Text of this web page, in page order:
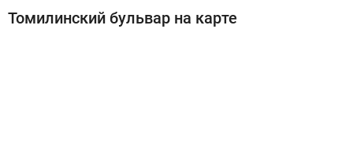
Томилинский бульвар на карте